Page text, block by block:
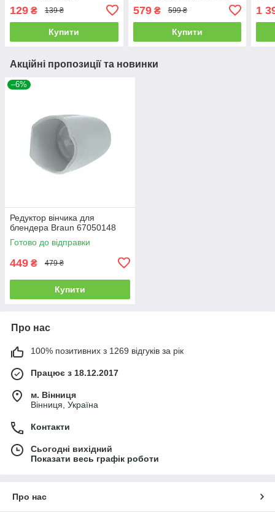
129 ₴ 139 ₴
Купити
579₴ 599 ₴
Купити
1
Акційні пропозиції та новинки
–6%
Редуктор вінчика для
блендера Braun 67050148
Готово до відправки
449 ₴ 479 ₴
Купити
Про нас
100% позитивних з 1269 відгуків за рік
Працює з 18.12.2017
м. Вінниця
Вінниця, Україна
Контакти
Сьогодні вихідний
Показати весь графік роботи
Про нас